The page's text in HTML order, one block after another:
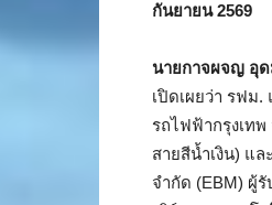
กันยายน 2569
นายกาจผจญ อุ
เปิดเผยว่า รฟม
รถไฟฟ้ากรุงเท
สายสีน้ำเงิน) แ
จำกัด (EBM) ผู้